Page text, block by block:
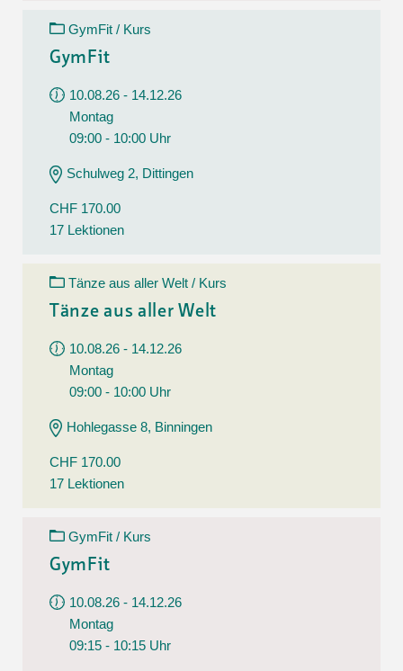
GymFit / Kurs
GymFit
10.08.26 - 14.12.26
Montag
09:00 - 10:00 Uhr
Schulweg 2, Dittingen
CHF 170.00
17 Lektionen
Tänze aus aller Welt / Kurs
Tänze aus aller Welt
10.08.26 - 14.12.26
Montag
09:00 - 10:00 Uhr
Hohlegasse 8, Binningen
CHF 170.00
17 Lektionen
GymFit / Kurs
GymFit
10.08.26 - 14.12.26
Montag
09:15 - 10:15 Uhr